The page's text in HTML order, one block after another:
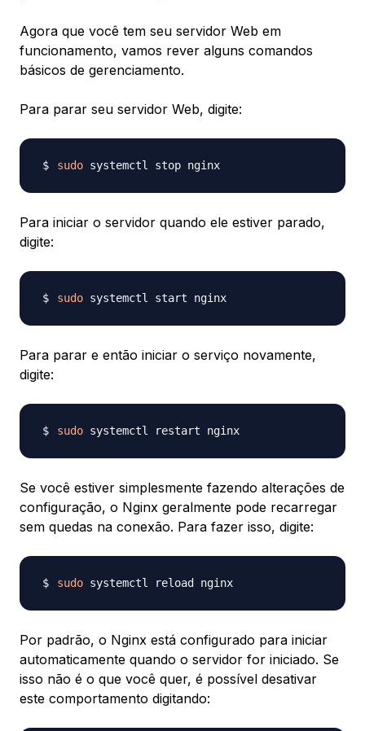
Agora que você tem seu servidor Web em
funcionamento, vamos rever alguns comandos
básicos de gerenciamento.
Para parar seu servidor Web, digite:
sudo
Para iniciar o servidor quando ele estiver parado,
digite:
sudo
Para parar e então iniciar o serviço novamente,
digite:
sudo
Se você estiver simplesmente fazendo alterações de
configuração, o Nginx geralmente pode recarregar
sem quedas na conexão. Para fazer isso, digite:
sudo
Por padrão, o Nginx está configurado para iniciar
automaticamente quando o servidor for iniciado. Se
isso não é o que você quer, é possível desativar
este comportamento digitando: